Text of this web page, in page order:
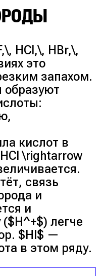
HCl,\, HBr,\,
это
запахом.
образуют
кислот в
\rightarrow
связь
и
и
легче
$HI$ —
в этом ряду.